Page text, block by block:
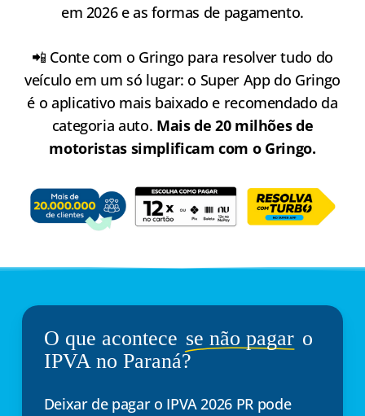
em 2026 e as formas de pagamento.
📲 Conte com o Gringo para resolver tudo do
veículo em um só lugar: o Super App do Gringo
é o aplicativo mais baixado e recomendado da
categoria auto. Mais de 20 milhões de
motoristas simplificam com o Gringo.
O que acontece se não pagar o
IPVA no Paraná?
Deixar de pagar o IPVA 2026 PR pode